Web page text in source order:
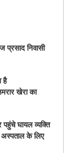
प्रसाद निवासी
है
खेरा का
पहुंचे घायल व्यक्ति
के लिए